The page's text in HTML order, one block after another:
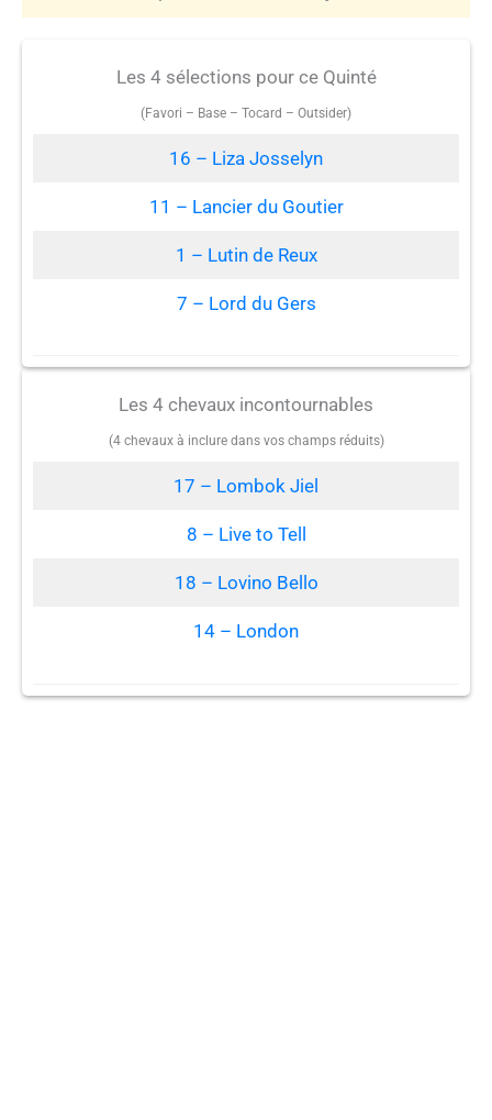
Les 4 sélections pour ce Quinté
(Favori – Base – Tocard – Outsider)
16 – Liza Josselyn
11 – Lancier du Goutier
1 – Lutin de Reux
7 – Lord du Gers
Les 4 chevaux incontournables
(4 chevaux à inclure dans vos champs réduits)
17 – Lombok Jiel
8 – Live to Tell
18 – Lovino Bello
14 – London